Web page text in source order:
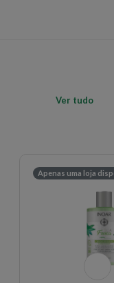
Ver tudo
Apenas uma loja